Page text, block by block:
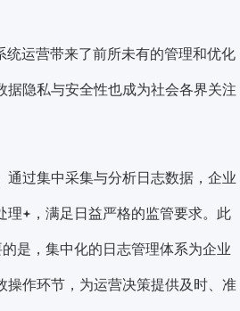
运营带来了前所未有的管理和优化
隐私与安全性也成为社会各界关注
过集中采集与分析日志数据，企业
理 ，满足日益严格的监管要求。此
是，集中化的日志管理体系为企业
作环节，为运营决策提供及时、准